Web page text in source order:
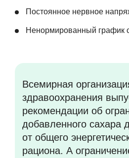
Постоянное нервное
Ненормированный график
Всемирная
здравоохранения
рекомендации об
добавленного сахара
от общего
рациона. А